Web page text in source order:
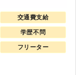
交通費支給
学歴不問
フリーター